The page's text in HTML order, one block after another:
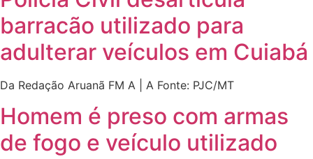
barracão utilizado para
adulterar veículos em Cuiabá
Da Redação Aruanã FM A | A Fonte: PJC/MT
Homem é preso com armas
de fogo e veículo utilizado